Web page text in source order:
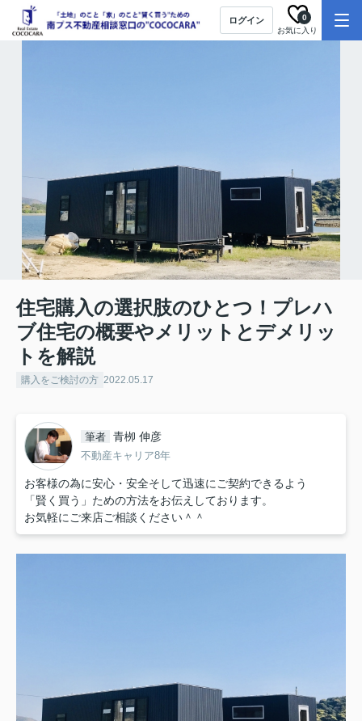
ログイン
お気に入り
0
住宅購入の選択肢のひとつ！プレハ
ブ住宅の概要やメリットとデメリッ
トを解説
購入をご検討の方 2022.05.17
筆者 青栁 伸彦
不動産キャリア8年
お客様の為に安心・安全そして迅速にご契約できるよう
「賢く買う」ための方法をお伝えしております。
お気軽にご来店ご相談ください＾＾